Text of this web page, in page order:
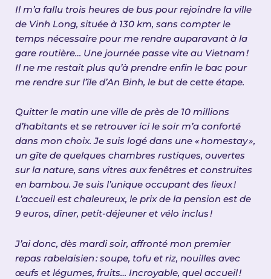
Il m’a fallu trois heures de bus pour rejoindre la ville
de Vinh Long, située à 130 km, sans compter le
temps nécessaire pour me rendre auparavant à la
gare routière… Une journée passe vite au Vietnam!
Il ne me restait plus qu’à prendre enfin le bac pour
me rendre sur l’île d’An Binh, le but de cette étape.
Quitter le matin une ville de près de 10 millions
d’habitants et se retrouver ici le soir m’a conforté
dans mon choix. Je suis logé dans une «homestay»,
un gîte de quelques chambres rustiques, ouvertes
sur la nature, sans vitres aux fenêtres et construites
en bambou. Je suis l’unique occupant des lieux!
L’accueil est chaleureux, le prix de la pension est de
9 euros, dîner, petit-déjeuner et vélo inclus!
J’ai donc, dès mardi soir, affronté mon premier
repas rabelaisien: soupe, tofu et riz, nouilles avec
œufs et légumes, fruits… Incroyable, quel accueil!